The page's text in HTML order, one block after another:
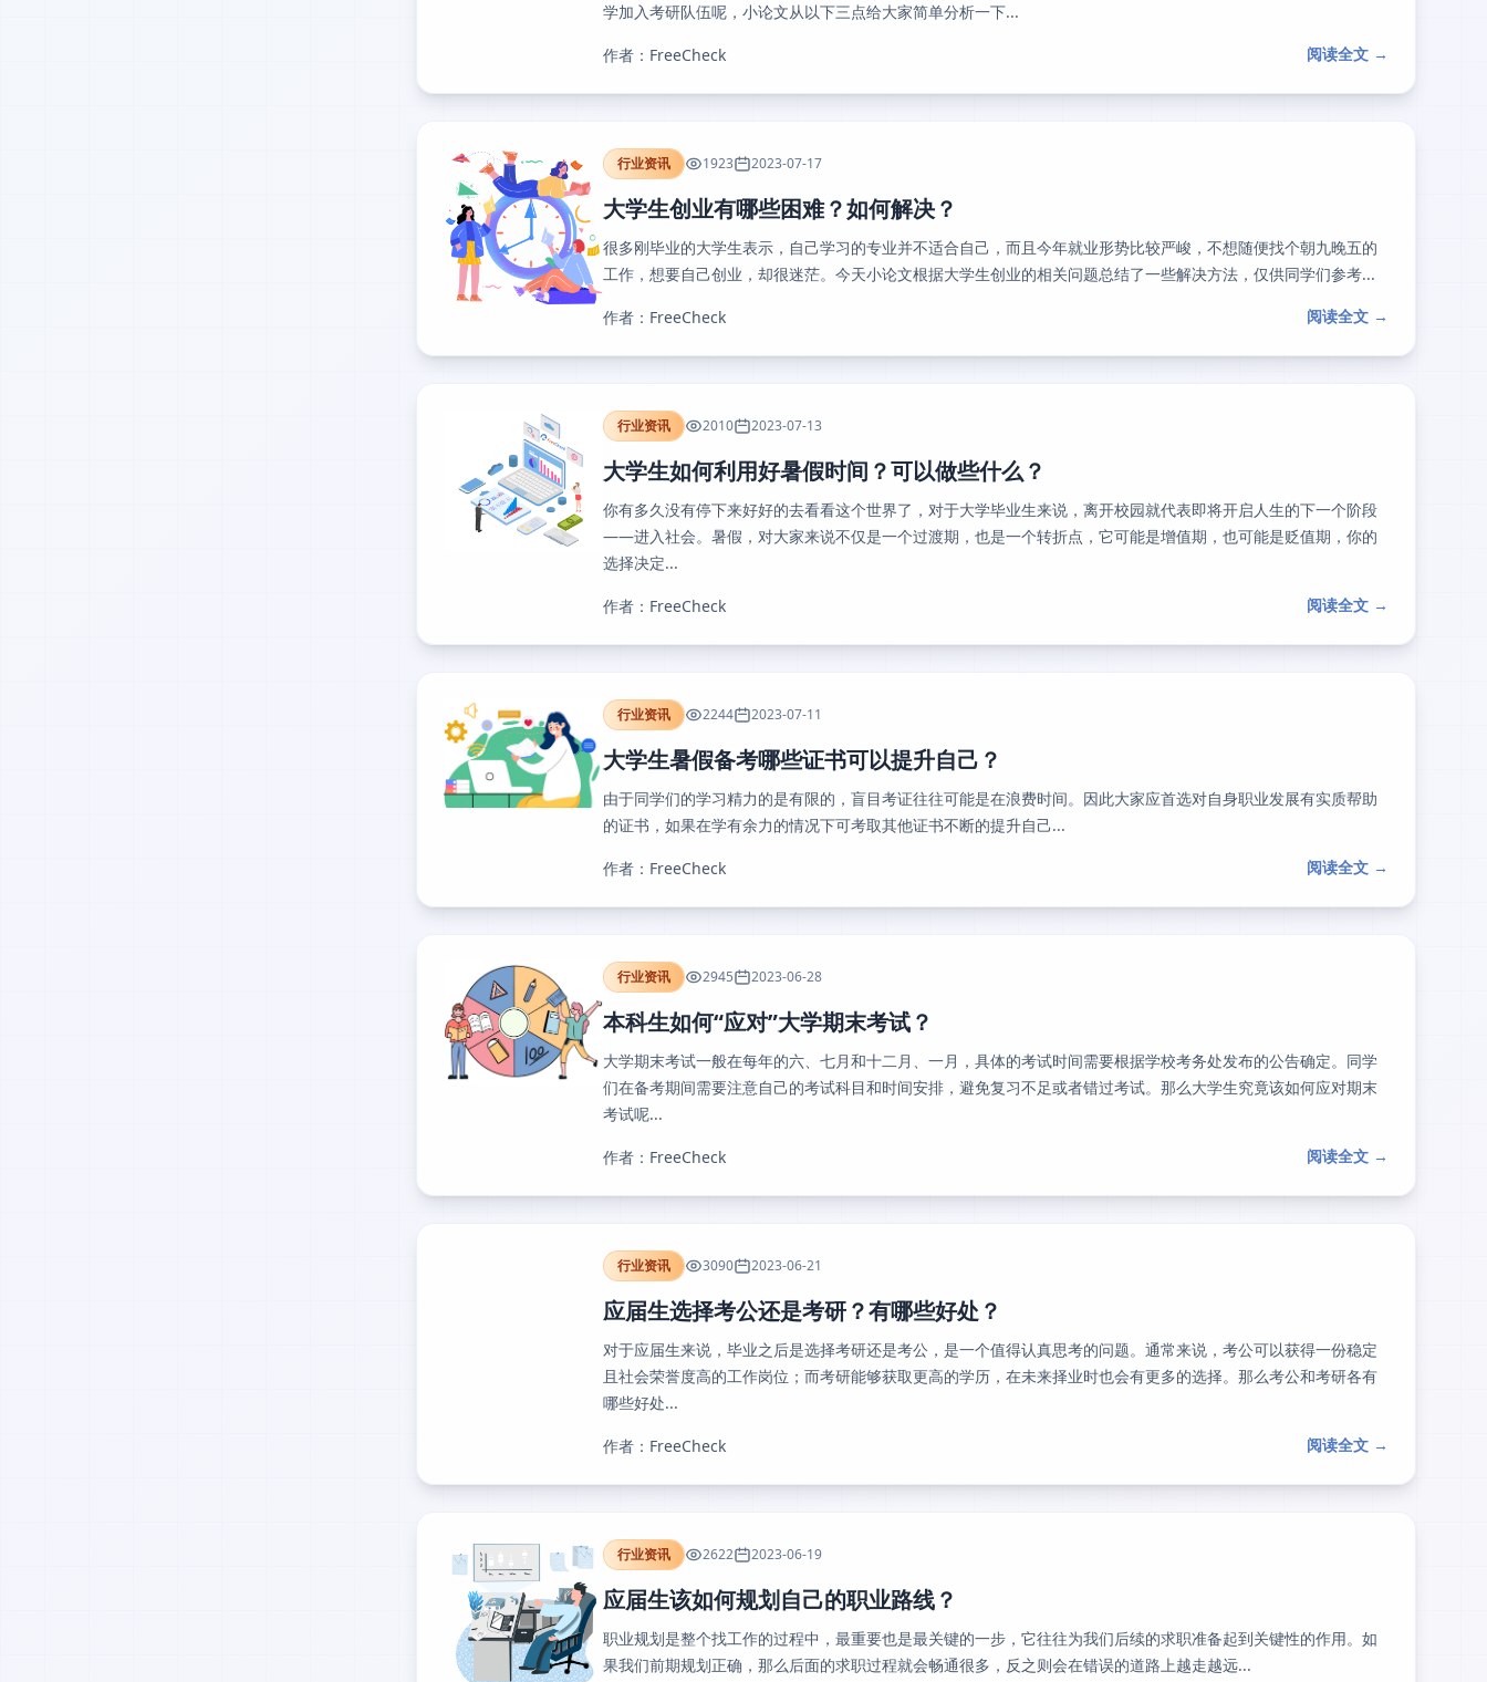
学加入考研队伍呢，小论文从以下三点给大家简单分析一下...
作者：FreeCheck 阅读全文 →
行业资讯 1923 2023-07-17
大学生创业有哪些困难？如何解决？
很多刚毕业的大学生表示，自己学习的专业并不适合自己，而且今年就业形势比较严峻，不想随便找个朝九晚五的
工作，想要自己创业，却很迷茫。今天小论文根据大学生创业的相关问题总结了一些解决方法，仅供同学们参考...
作者：FreeCheck 阅读全文 →
行业资讯 2010 2023-07-13
大学生如何利用好暑假时间？可以做些什么？
你有多久没有停下来好好的去看看这个世界了，对于大学毕业生来说，离开校园就代表即将开启人生的下一个阶段
——进入社会。暑假，对大家来说不仅是一个过渡期，也是一个转折点，它可能是增值期，也可能是贬值期，你的
选择决定...
作者：FreeCheck 阅读全文 →
行业资讯 2244 2023-07-11
大学生暑假备考哪些证书可以提升自己？
由于同学们的学习精力的是有限的，盲目考证往往可能是在浪费时间。因此大家应首选对自身职业发展有实质帮助
的证书，如果在学有余力的情况下可考取其他证书不断的提升自己...
作者：FreeCheck 阅读全文 →
行业资讯 2945 2023-06-28
本科生如何“应对”大学期末考试？
大学期末考试一般在每年的六、七月和十二月、一月，具体的考试时间需要根据学校考务处发布的公告确定。同学
们在备考期间需要注意自己的考试科目和时间安排，避免复习不足或者错过考试。那么大学生究竟该如何应对期末
考试呢...
作者：FreeCheck 阅读全文 →
行业资讯 3090 2023-06-21
应届生选择考公还是考研？有哪些好处？
对于应届生来说，毕业之后是选择考研还是考公，是一个值得认真思考的问题。通常来说，考公可以获得一份稳定
且社会荣誉度高的工作岗位；而考研能够获取更高的学历，在未来择业时也会有更多的选择。那么考公和考研各有
哪些好处...
作者：FreeCheck 阅读全文 →
行业资讯 2622 2023-06-19
应届生该如何规划自己的职业路线？
职业规划是整个找工作的过程中，最重要也是最关键的一步，它往往为我们后续的求职准备起到关键性的作用。如
果我们前期规划正确，那么后面的求职过程就会畅通很多，反之则会在错误的道路上越走越远...